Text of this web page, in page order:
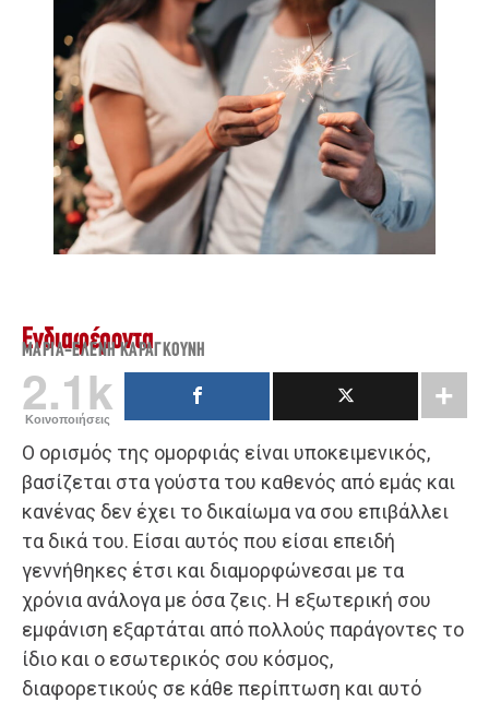
Ενδιαφέροντα
ΜΑΡΊΑ-ΕΛΈΝΗ ΚΑΡΑΓΚΟΎΝΗ
2.1k
Κοινοποιήσεις
Ο ορισμός της ομορφιάς είναι υποκειμενικός,
βασίζεται στα γούστα του καθενός από εμάς και
κανένας δεν έχει το δικαίωμα να σου επιβάλλει
τα δικά του. Είσαι αυτός που είσαι επειδή
γεννήθηκες έτσι και διαμορφώνεσαι με τα
χρόνια ανάλογα με όσα ζεις. Η εξωτερική σου
εμφάνιση εξαρτάται από πολλούς παράγοντες το
ίδιο και ο εσωτερικός σου κόσμος,
διαφορετικούς σε κάθε περίπτωση και αυτό